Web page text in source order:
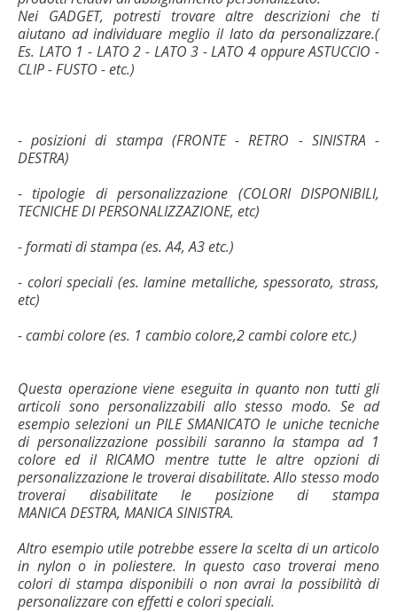
Nei GADGET, potresti trovare altre descrizioni che ti
aiutano ad individuare meglio il lato da personalizzare.(
Es. LATO 1 - LATO 2 - LATO 3 - LATO 4 oppure ASTUCCIO -
CLIP - FUSTO - etc.)
- posizioni di stampa (FRONTE - RETRO - SINISTRA -
DESTRA)
- tipologie di personalizzazione (COLORI DISPONIBILI,
TECNICHE DI PERSONALIZZAZIONE, etc)
- formati di stampa (es. A4, A3 etc.)
- colori speciali (es. lamine metalliche, spessorato, strass,
etc)
- cambi colore (es. 1 cambio colore,2 cambi colore etc.)
Questa operazione viene eseguita in quanto non tutti gli
articoli sono personalizzabili allo stesso modo. Se ad
esempio selezioni un PILE SMANICATO le uniche tecniche
di personalizzazione possibili saranno la stampa ad 1
colore ed il RICAMO mentre tutte le altre opzioni di
personalizzazione le troverai disabilitate. Allo stesso modo
troverai disabilitate le posizione di stampa
MANICA DESTRA, MANICA SINISTRA.
Altro esempio utile potrebbe essere la scelta di un articolo
in nylon o in poliestere. In questo caso troverai meno
colori di stampa disponibili o non avrai la possibilità di
personalizzare con effetti e colori speciali.